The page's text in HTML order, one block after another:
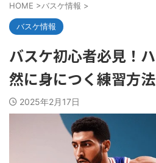
HOME >バスケ情報 >
バスケ情報
バスケ初心者必見！
然に身につく練習方法
2025年2月17日